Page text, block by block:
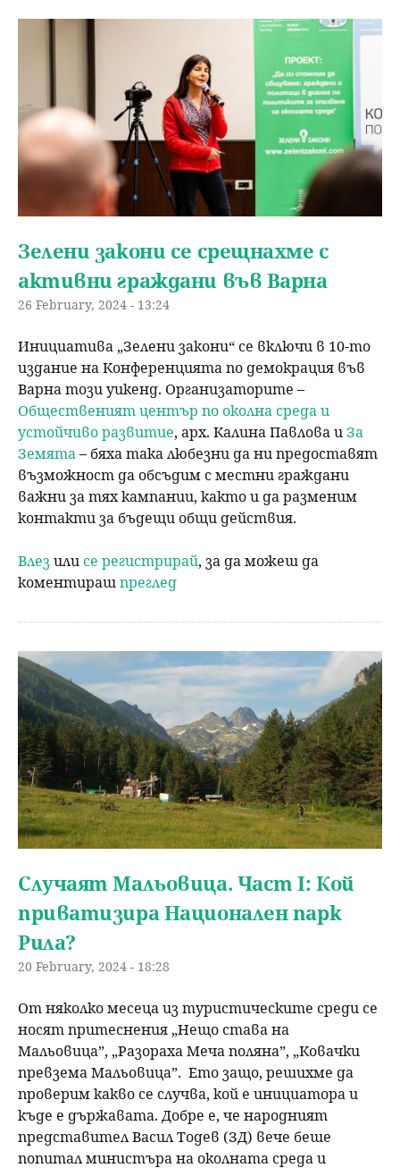
Зелени закони се срещнахме с
активни граждани във Варна
26 February, 2024 - 13:24
Инициатива „Зелени закони“ се включи в 10-то
издание на Конференцията по демокрация във
Варна този уикенд. Организаторите –
Общественият център по околна среда и
устойчиво развитие, арх. Калина Павлова иЗа
Земята– бяха така любезни да ни предоставят
възможност да обсъдим с местни граждани
важни за тях кампании, както и да разменим
контакти за бъдещи общи действия.
Влезили се регистрирай, за да можеш да
коментирашпреглед
Случаят Мальовица. Част I: Кой
приватизира Национален парк
Рила?
20 February, 2024 - 18:28
От няколко месеца из туристическите среди се
носят притеснения „Нещо става на
Мальовица”, „Разораха Меча поляна”, „Ковачки
превзема Мальовица”. Ето защо, решихме да
проверим какво се случва, кой е инициатора и
къде е държавата. Добре е, че народният
представител Васил Тодев (ЗД) вече беше
попитал министъра на околната среда и